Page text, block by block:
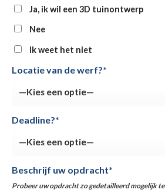
Ja, ik wil een 3D tuinontwerp
Nee
Ik weet het niet
Locatie van de werf?*
Deadline?*
Beschrijf uw opdracht*
Probeer uw opdracht zo gedetailleerd mogelijk